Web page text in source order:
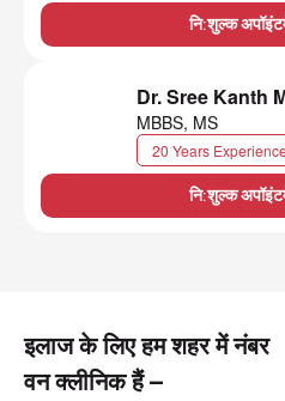
नि:शुल्क
Dr. Sree Kanth
MBBS, MS
20 Years
नि:शुल्क
इलाज के लिए हम शहर में नंबर
वन क्लीनिक हैं –